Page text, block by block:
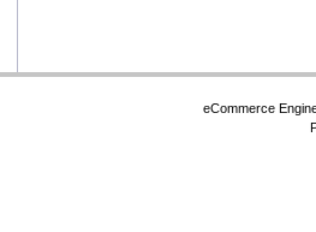
eCommerce